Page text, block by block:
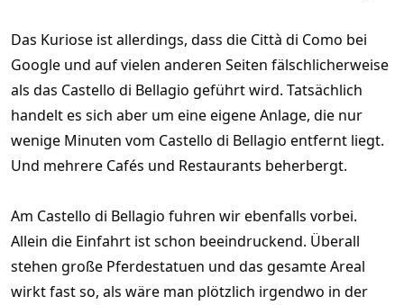
Das Kuriose ist allerdings, dass die Città di Como bei
Google und auf vielen anderen Seiten fälschlicherweise
als das Castello di Bellagio geführt wird. Tatsächlich
handelt es sich aber um eine eigene Anlage, die nur
wenige Minuten vom Castello di Bellagio entfernt liegt.
Und mehrere Cafés und Restaurants beherbergt.
Am Castello di Bellagio fuhren wir ebenfalls vorbei.
Allein die Einfahrt ist schon beeindruckend. Überall
stehen große Pferdestatuen und das gesamte Areal
wirkt fast so, als wäre man plötzlich irgendwo in der